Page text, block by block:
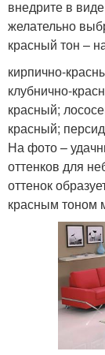
внедрите в
желательно
красный тон –
кирпично-
клубнично-
красный;
красный;
На фото –
оттенков для
оттенок
красным тоном